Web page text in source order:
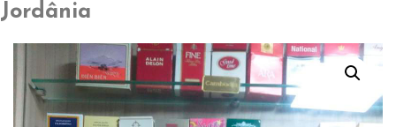
Jordânia